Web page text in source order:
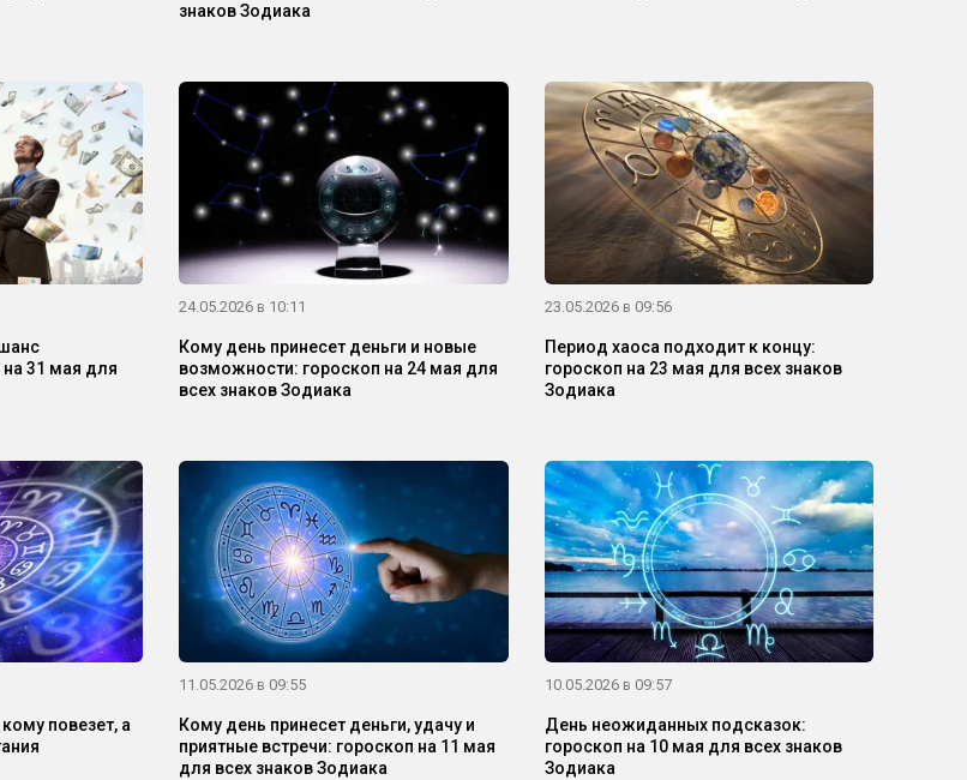
знаков Зодиака
на 31 мая для
24.05.2026 в 10:11
Кому день принесет деньги и новые
возможности: гороскоп на 24 мая для
всех знаков Зодиака
23.05.2026 в 09:56
Период хаоса подходит к концу:
гороскоп на 23 мая для всех знаков
Зодиака
повезет, а
11.05.2026 в 09:55
Кому день принесет деньги, удачу и
приятные встречи: гороскоп на 11 мая
для всех знаков Зодиака
10.05.2026 в 09:57
День неожиданных подсказок:
гороскоп на 10 мая для всех знаков
Зодиака